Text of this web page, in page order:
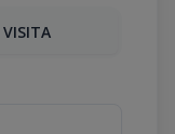
VISITA